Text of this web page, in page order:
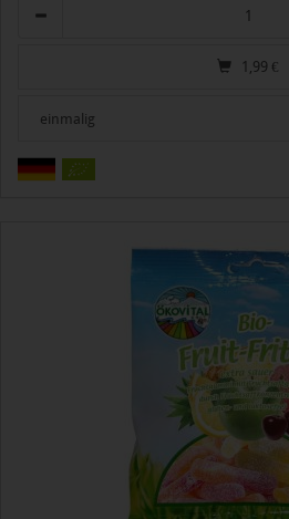
1,99 €